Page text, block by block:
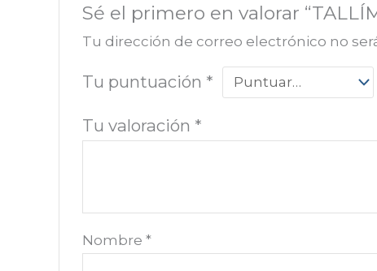
Sé el primero en valorar
Tu dirección de correo electrónico no
Tu puntuación *
Tu valoración *
Nombre*